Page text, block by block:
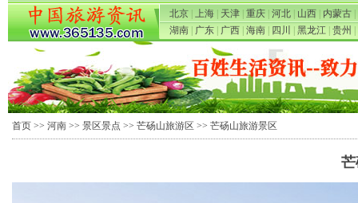
北京 上海 天津 重庆 河北 山西 内蒙古
湖南
广东 广西 海南 四川 黑龙江 贵州
首页 >> 河南 >> 景区景点 >> 芒砀山旅游区 >> 芒砀山旅游景区